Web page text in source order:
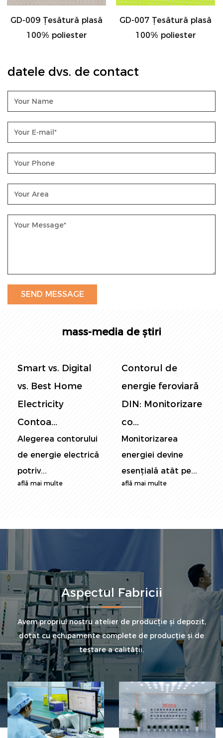
GD-007 Țesătură plasă
100% poliester
GD-008 Țesătură
100% poliester
datele dvs. de contact
mass-media de știri
Smart vs. Digital
vs. Best Home
Electricity
Contoa...
Alegerea contorului
de energie electrică
potriv...
află mai multe
Contorul de
energie feroviară
DIN: Monitorizare
co...
Monitorizarea
energiei devine
esențială atât pe...
află mai multe
Aspectul Fabricii
Avem propriul nostru atelier de producție și depozit,
dotat cu echipamente complete de producție și de
testare a calității.
Hala Fabricii
Linie de
producție